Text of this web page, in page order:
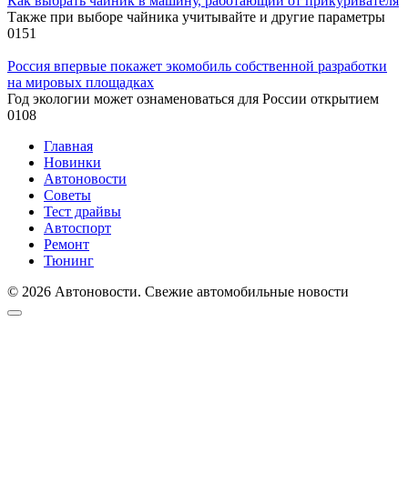
Также при выборе чайника учитывайте и другие параметры
0151
Россия впервые покажет экомобиль собственной разработки
на мировых площадках
Год экологии может ознаменоваться для России открытием
0108
Главная
Новинки
Автоновости
Советы
Тест драйвы
Автоспорт
Ремонт
Тюнинг
© 2026 Автоновости. Свежие автомобильные новости